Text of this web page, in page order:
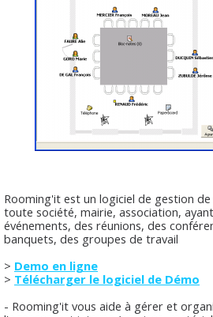
Rooming'it est un logiciel de gestion
toute société, mairie, association,
événements, des réunions, des
banquets, des groupes de travail
> Demo en ligne
> Télécharger le logiciel de Démo
- Rooming'it vous aide à gérer et